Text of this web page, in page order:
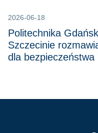
2026-06-18
Politechnika
Szczecinie
dla bezpieczeństwa